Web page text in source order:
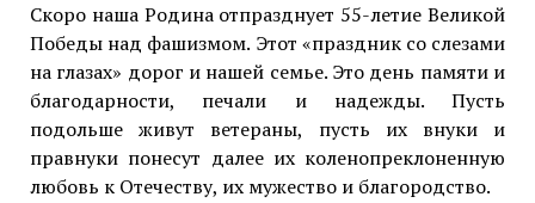
Скоро наша Родина отпразднует 55-летие Великой
Победы над фашизмом. Этот «праздник со слезами
на глазах» дорог и нашей семье. Это день памяти и
благодарности, печали и надежды. Пусть
подольше живут ветераны, пусть их внуки и
правнуки понесут далее их коленопреклоненную
любовь к Отечеству, их мужество и благородство.